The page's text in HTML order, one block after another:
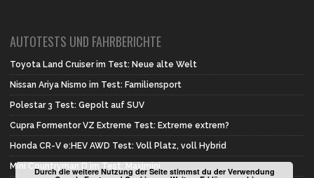
AUTOTESTS UND FAHRBERICHTE
Toyota Land Cruiser im Test: Neue alte Welt
Nissan Ariya Nismo im Test: Familiensport
Polestar 3 Test: Gepolt auf SUV
Cupra Formentor VZ Extreme Test: Extreme extrem?
Honda CR-V e:HEV AWD Test: Voll Platz, voll Hybrid
Mini Countryman D im Test: Maximini
Durch die weitere Nutzung der Seite stimmst du der Verwendung